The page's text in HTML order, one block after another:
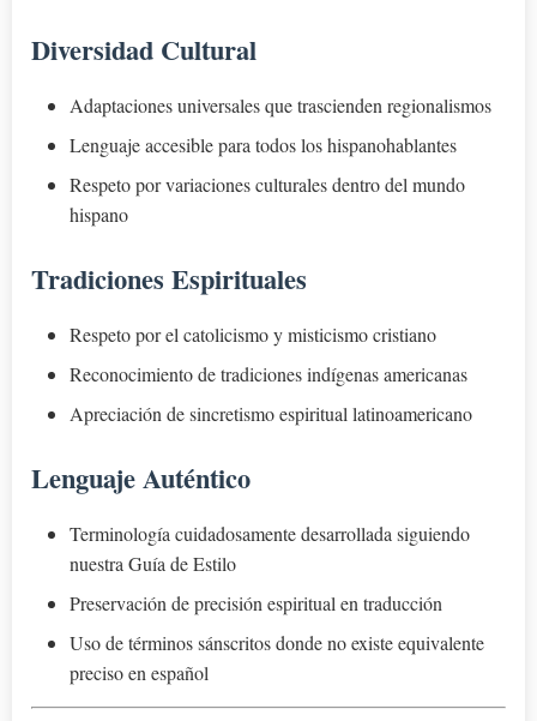
Diversidad Cultural
Adaptaciones universales que trascienden regionalismos
Lenguaje accesible para todos los hispanohablantes
Respeto por variaciones culturales dentro del mundo
hispano
Tradiciones Espirituales
Respeto por el catolicismo y misticismo cristiano
Reconocimiento de tradiciones indígenas americanas
Apreciación de sincretismo espiritual latinoamericano
Lenguaje Auténtico
Terminología cuidadosamente desarrollada siguiendo
nuestra Guía de Estilo
Preservación de precisión espiritual en traducción
Uso de términos sánscritos donde no existe equivalente
preciso en español